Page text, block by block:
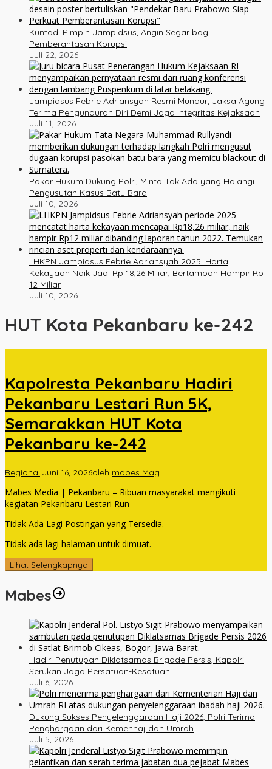
Kuntadi Pimpin Jampidsus, Angin Segar bagi
Pemberantasan Korupsi
Juli 22, 2026
Jampidsus Febrie Adriansyah Resmi Mundur, Jaksa Agung
Terima Pengunduran Diri Demi Jaga Integritas Kejaksaan
Juli 11, 2026
Pakar Hukum Dukung Polri, Minta Tak Ada yang Halangi
Pengusutan Kasus Batu Bara
Juli 10, 2026
LHKPN Jampidsus Febrie Adriansyah 2025: Harta
Kekayaan Naik Jadi Rp 18,26 Miliar, Bertambah Hampir Rp
12 Miliar
Juli 10, 2026
HUT Kota Pekanbaru ke-242
Kapolresta Pekanbaru Hadiri
Pekanbaru Lestari Run 5K,
Semarakkan HUT Kota
Pekanbaru ke-242
Regional|Juni 16, 2026oleh mabes Mag
Mabes Media | Pekanbaru – Ribuan masyarakat mengikuti
kegiatan Pekanbaru Lestari Run
Tidak Ada Lagi Postingan yang Tersedia.
Tidak ada lagi halaman untuk dimuat.
Lihat Selengkapnya
Mabes
Hadiri Penutupan Diklatsarnas Brigade Persis, Kapolri
Serukan Jaga Persatuan-Kesatuan
Juli 6, 2026
Dukung Sukses Penyelenggaraan Haji 2026, Polri Terima
Penghargaan dari Kemenhaj dan Umrah
Juli 5, 2026